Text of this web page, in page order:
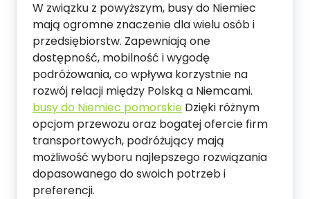
W związku z powyższym, busy do Niemiec
mają ogromne znaczenie dla wielu osób i
przedsiębiorstw. Zapewniają one
dostępność, mobilność i wygodę
podróżowania, co wpływa korzystnie na
rozwój relacji między Polską a Niemcami.
busy do Niemiec pomorskie Dzięki różnym
opcjom przewozu oraz bogatej ofercie firm
transportowych, podróżujący mają
możliwość wyboru najlepszego rozwiązania
dopasowanego do swoich potrzeb i
preferencji.